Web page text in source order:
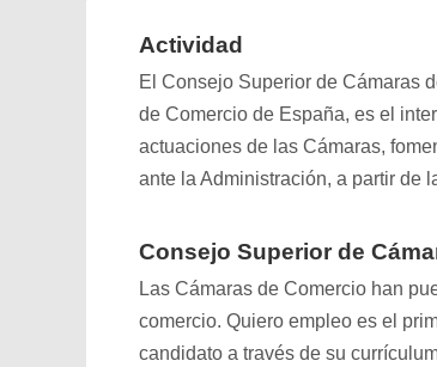
Actividad
El Consejo Superior de Cámaras
de Comercio de España, es el
actuaciones de las Cámaras,
ante la Administración, a partir de
Consejo Superior de
Las Cámaras de Comercio han
comercio. Quiero empleo es el
candidato a través de su